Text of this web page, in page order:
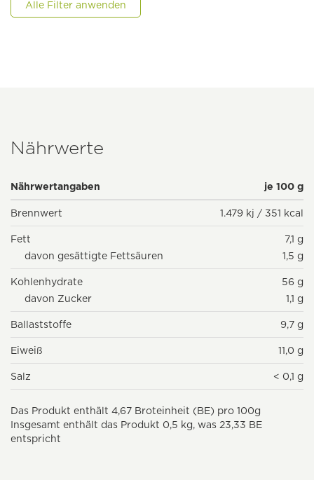
Alle Filter anwenden
Nährwerte
Nährwertangaben je 100 g
Brennwert 1.479 kj / 351 kcal
Fett
7,1 g
davon gesättigte Fettsäuren
1,5 g
Kohlenhydrate
56 g
davon Zucker
1,1 g
Ballaststoffe 9,7 g
Eiweiß 11,0 g
Salz < 0,1 g
Das Produkt enthält 4,67 Broteinheit (BE) pro 100g
Insgesamt enthält das Produkt 0,5 kg, was 23,33 BE
entspricht